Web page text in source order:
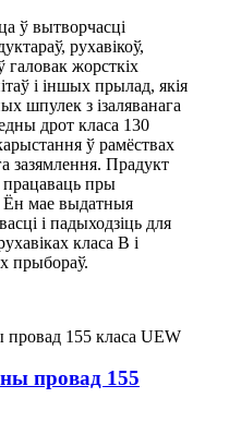
ў вытворчасці
рухавікоў,
галовак жорсткіх
і іншых прылад, якія
шпулек з ізаляванага
дрот класа 130
ў рамёствах
зазямлення. Прадукт
пры
Ён мае выдатныя
і падыходзіць для
класа B і
прыбораў.
провад 155